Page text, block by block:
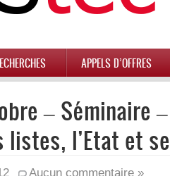
APPELS D’OFFRES
– Séminaire
listes, l’Etat et
Aucun commentaire »